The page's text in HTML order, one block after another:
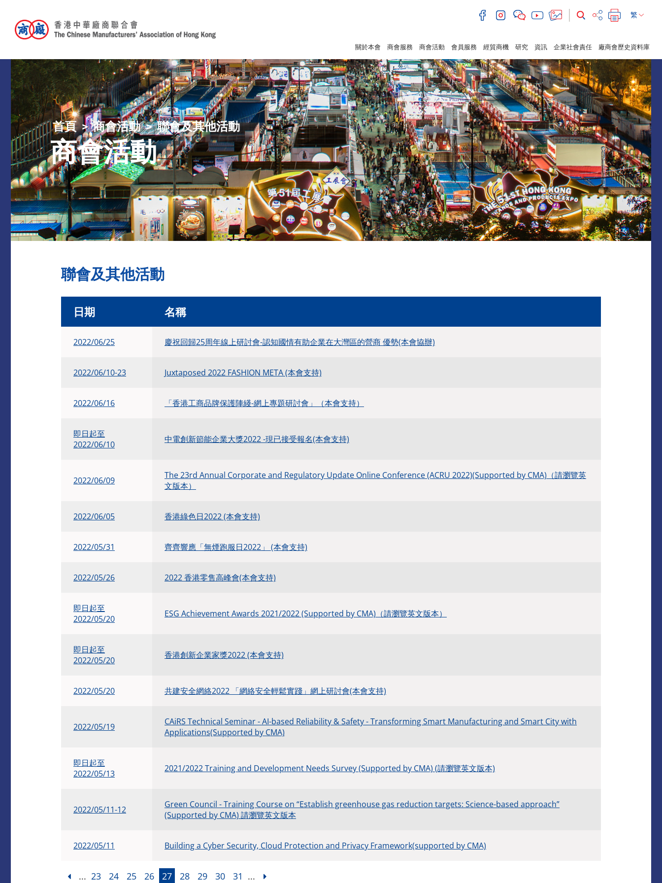
繁
關於本會 商會服務 商會活動 會員服務 經貿商機 研究 資訊 企業社會責任 廠商會歷史資料庫
首頁 商會活動 聯會及其他活動
商會活動
聯會及其他活動
日期 名稱
2022/06/25 ​慶祝回歸25周年線上研討會-認知國情有助企業在大灣區的營商 優勢(本會協辦)
2022/06/10-23 Juxtaposed 2022 FASHION META (本會支持)
2022/06/16 「香港工商品牌保護陣綫-網上專題研討會」（本會支持）
即日起至
2022/06/10
中電創新節能企業大獎2022 -現已接受報名(本會支持)
2022/06/09
The 23rd Annual Corporate and Regulatory Update Online Conference (ACRU 2022)(Supported by CMA)（請瀏覽英
文版本）
2022/06/05 香港綠色日2022 (本會支持)
2022/05/31 齊齊響應「無煙跑服日2022」 (本會支持)
2022/05/26 2022 香港零售高峰會(本會支持)
即日起至
2022/05/20
ESG Achievement Awards 2021/2022 (Supported by CMA)（請瀏覽英文版本）
即日起至
2022/05/20
香港創新企業家獎2022 (本會支持)
2022/05/20 共建安全網絡2022 「網絡安全輕鬆實踐」網上研討會(本會支持)
2022/05/19
CAiRS Technical Seminar - AI-based Reliability & Safety - Transforming Smart Manufacturing and Smart City with
Applications(Supported by CMA)
即日起至
2022/05/13
2021/2022 Training and Development Needs Survey (Supported by CMA) (請瀏覽英文版本)
2022/05/11-12
Green Council - Training Course on “Establish greenhouse gas reduction targets: Science-based approach”
(Supported by CMA) 請瀏覽英文版本
2022/05/11 Building a Cyber Security, Cloud Protection and Privacy Framework(supported by CMA)
... 23 24 25 26 27 28 29 30 31 ...